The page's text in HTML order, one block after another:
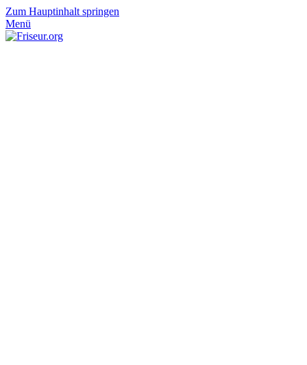
Zum Hauptinhalt springen
Menü